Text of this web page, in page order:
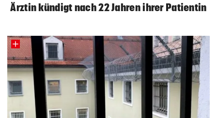
Ärztin kündigt nach 22 Jahren ihrer Patientin